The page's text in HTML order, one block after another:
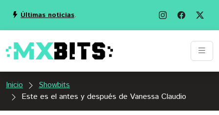
Últimas noticias.
Inicio
Showbits
Este es el antes y después de Vanessa Claudio